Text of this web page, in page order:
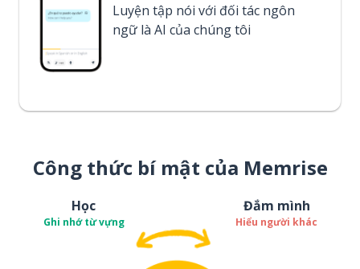
Luyện tập nói với đối tác ngôn
ngữ là AI của chúng tôi
Công thức bí mật của Memrise
Học
Ghi nhớ từ vựng
Đắm mình
Hiểu người khác